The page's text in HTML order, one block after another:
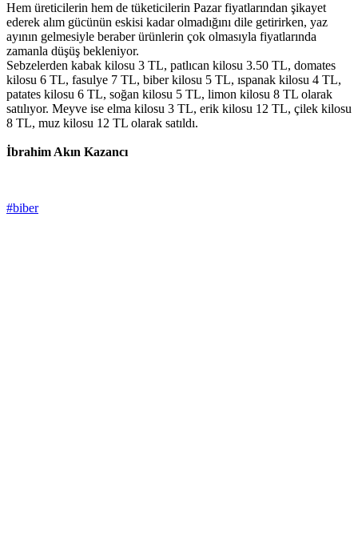
Hem üreticilerin hem de tüketicilerin Pazar fiyatlarından şikayet
ederek alım gücünün eskisi kadar olmadığını dile getirirken, yaz
ayının gelmesiyle beraber ürünlerin çok olmasıyla fiyatlarında
zamanla düşüş bekleniyor.
Sebzelerden kabak kilosu 3 TL, patlıcan kilosu 3.50 TL, domates
kilosu 6 TL, fasulye 7 TL, biber kilosu 5 TL, ıspanak kilosu 4 TL,
patates kilosu 6 TL, soğan kilosu 5 TL, limon kilosu 8 TL olarak
satılıyor. Meyve ise elma kilosu 3 TL, erik kilosu 12 TL, çilek kilosu
8 TL, muz kilosu 12 TL olarak satıldı.
İbrahim Akın Kazancı
#biber